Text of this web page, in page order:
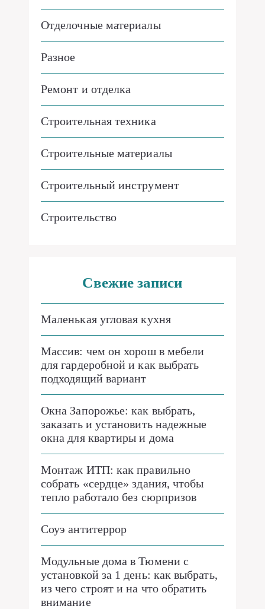
Отделочные материалы
Разное
Ремонт и отделка
Строительная техника
Строительные материалы
Строительный инструмент
Строительство
Свежие записи
Маленькая угловая кухня
Массив: чем он хорош в мебели
для гардеробной и как выбрать
подходящий вариант
Окна Запорожье: как выбрать,
заказать и установить надежные
окна для квартиры и дома
Монтаж ИТП: как правильно
собрать «сердце» здания, чтобы
тепло работало без сюрпризов
Соуэ антитеррор
Модульные дома в Тюмени с
установкой за 1 день: как выбрать,
из чего строят и на что обратить
внимание